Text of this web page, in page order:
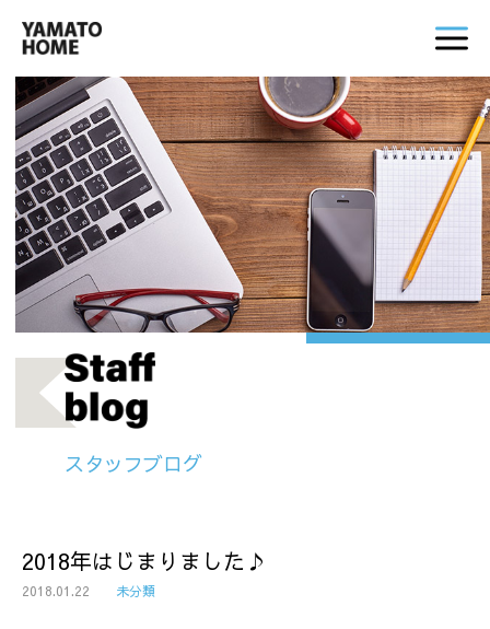
スタッフブログ
2018年はじまりました♪
2018.01.22 未分類